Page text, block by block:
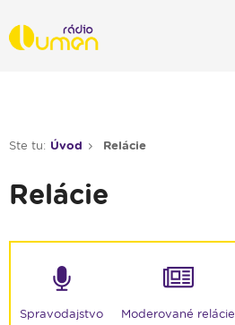
Ste tu: Úvod Relácie
Relácie
Spravodajstvo Moderované relácie